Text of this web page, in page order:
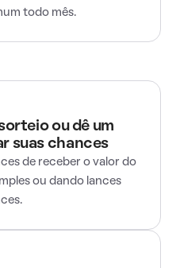
todo mês.
ou dê um
suas chances
de receber o valor do
ou dando lances